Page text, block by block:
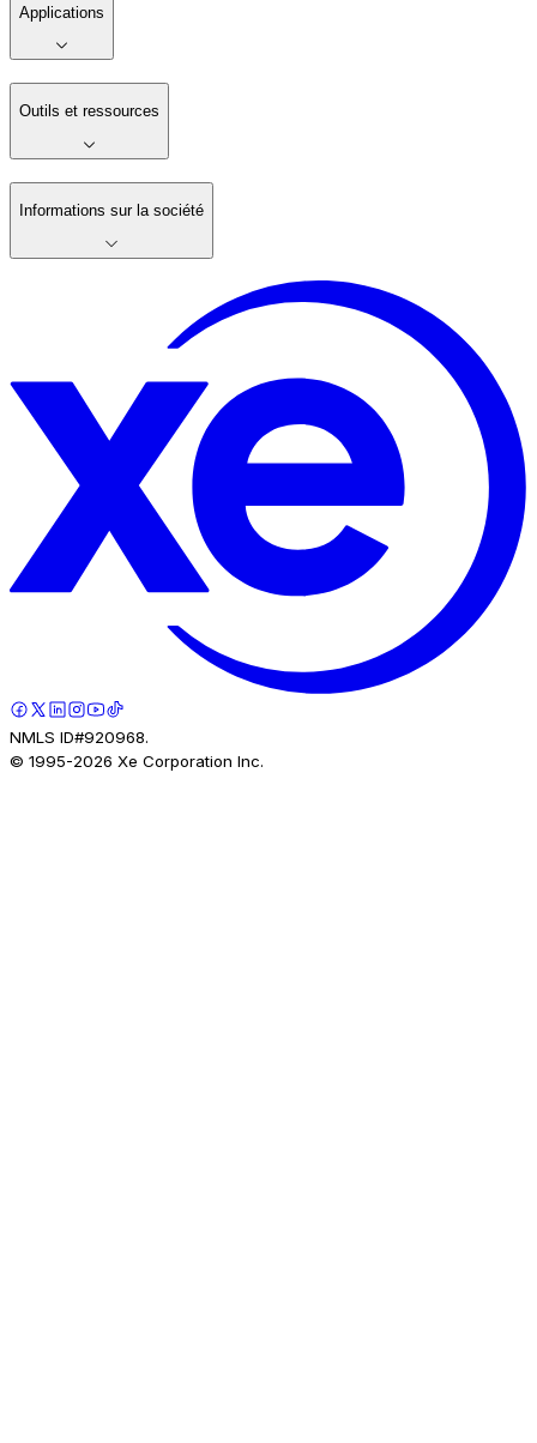
Applications
Outils et ressources
Informations sur la société
NMLS ID#920968.
© 1995-2026 Xe Corporation Inc.